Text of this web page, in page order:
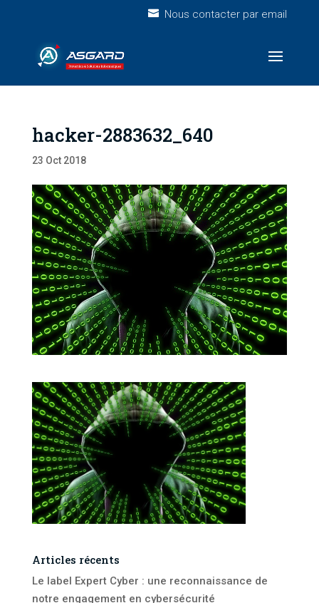
Nous contacter par email
hacker-2883632_640
23 Oct 2018
Articles récents
Le label Expert Cyber : une reconnaissance de
notre engagement en cybersécurité